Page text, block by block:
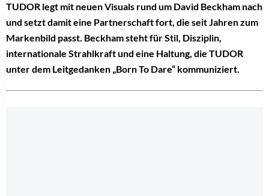
TUDOR legt mit neuen Visuals rund um David Beckham nach
und setzt damit eine Partnerschaft fort, die seit Jahren zum
Markenbild passt. Beckham steht für Stil, Disziplin,
internationale Strahlkraft und eine Haltung, die TUDOR
unter dem Leitgedanken „Born To Dare“ kommuniziert.